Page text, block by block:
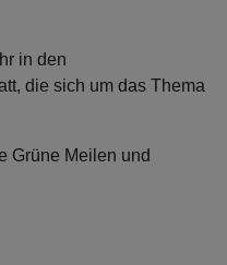
in den
die sich um das Thema
Grüne Meilen und